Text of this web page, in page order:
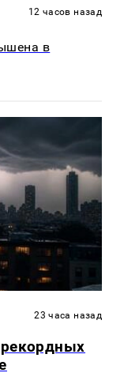
12 часов назад
в
23 часа назад